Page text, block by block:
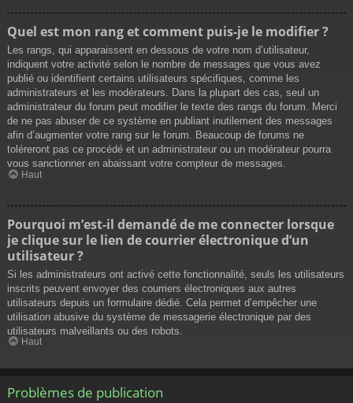
Quel est mon rang et comment puis-je le modifier ?
Les rangs, qui apparaissent en dessous de votre nom d’utilisateur,
indiquent votre activité selon le nombre de messages que vous avez
publié ou identifient certains utilisateurs spécifiques, comme les
administrateurs et les modérateurs. Dans la plupart des cas, seul un
administrateur du forum peut modifier le texte des rangs du forum. Merci
de ne pas abuser de ce système en publiant inutilement des messages
afin d’augmenter votre rang sur le forum. Beaucoup de forums ne
toléreront pas ce procédé et un administrateur ou un modérateur pourra
vous sanctionner en abaissant votre compteur de messages.
Haut
Pourquoi m’est-il demandé de me connecter lorsque
je clique sur le lien de courrier électronique d’un
utilisateur ?
Si les administrateurs ont activé cette fonctionnalité, seuls les utilisateurs
inscrits peuvent envoyer des courriers électroniques aux autres
utilisateurs depuis un formulaire dédié. Cela permet d’empêcher une
utilisation abusive du système de messagerie électronique par des
utilisateurs malveillants ou des robots.
Haut
Problèmes de publication